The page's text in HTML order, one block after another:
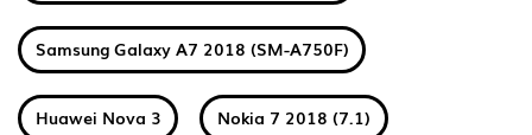
Samsung Galaxy A7 2018 (SM-A750F)
Huawei Nova 3 Nokia 7 2018 (7.1)